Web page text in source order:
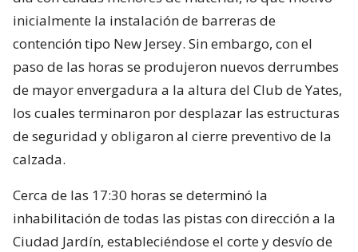
inicialmente la instalación de barreras de
contención tipo New Jersey. Sin embargo, con el
paso de las horas se produjeron nuevos derrumbes
de mayor envergadura a la altura del Club de Yates,
los cuales terminaron por desplazar las estructuras
de seguridad y obligaron al cierre preventivo de la
calzada.
Cerca de las 17:30 horas se determinó la
inhabilitación de todas las pistas con dirección a la
Ciudad Jardín, estableciéndose el corte y desvío de